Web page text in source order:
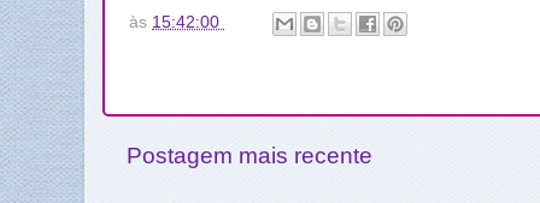
às 15:42:00
Postagem mais recente